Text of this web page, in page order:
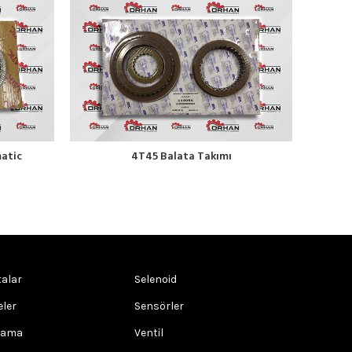
4T45 Balata Takımı
Selenoid
Sensörler
Ventil